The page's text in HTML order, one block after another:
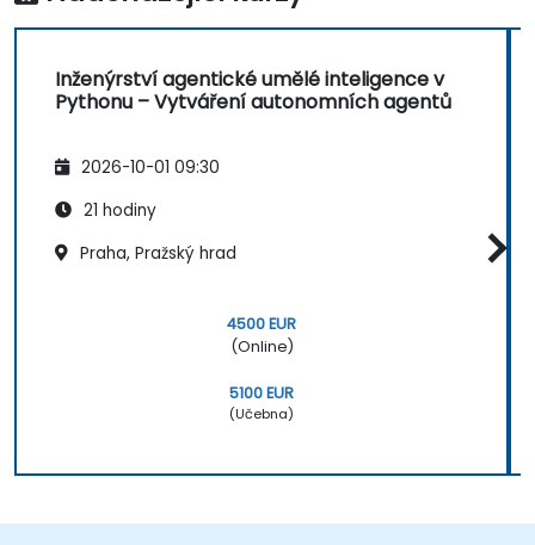
Inženýrství agentické umělé inteligence v
Pythonu – Vytváření autonomních agentů
2026-10-01 09:30
21 hodiny
Praha, Pražský hrad
4500 EUR
(Online)
5100 EUR
(Učebna)